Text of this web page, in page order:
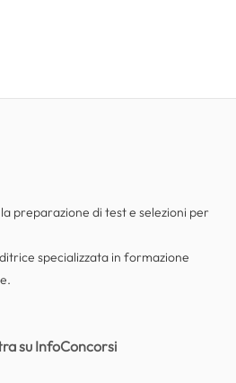
preparazione di test e selezioni per
specializzata in formazione
su InfoConcorsi